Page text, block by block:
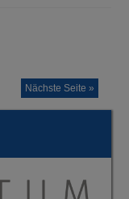
Nächste Seite »